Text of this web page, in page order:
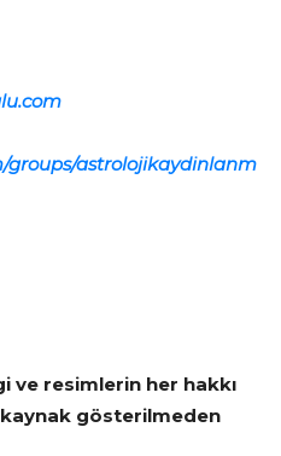
groups/astrolojikaydinlanm
ve resimlerin her hakkı
kaynak gösterilmeden